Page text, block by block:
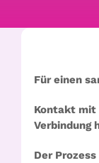
Für einen
Kontakt mit
Verbindung
Der Prozess